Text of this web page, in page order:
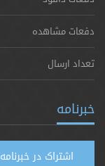
دفعات مشاهده
تعداد ارسال
خبرنامه
اشتراک در خبرنامه